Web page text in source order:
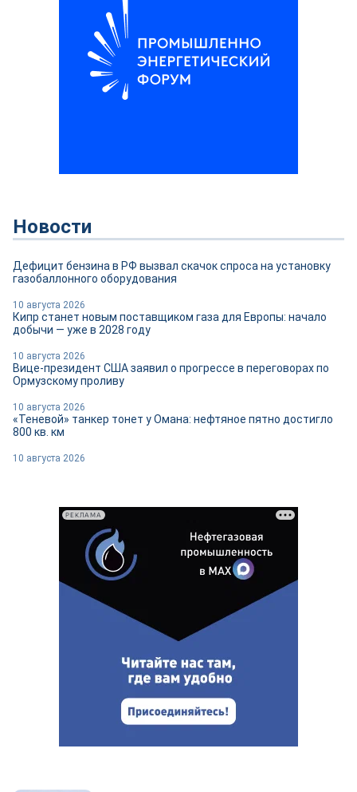
Новости
Дефицит бензина в РФ вызвал скачок спроса на установку
газобаллонного оборудования
10 августа 2026
Кипр станет новым поставщиком газа для Европы: начало
добычи — уже в 2028 году
10 августа 2026
Вице-президент США заявил о прогрессе в переговорах по
Ормузскому проливу
10 августа 2026
«Теневой» танкер тонет у Омана: нефтяное пятно достигло
800 кв. км
10 августа 2026
РЕКЛАМА